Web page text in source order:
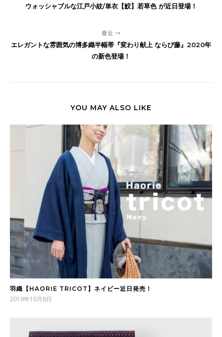
ウォッシャブルな江戸小紋/単衣【鮫】若草色 が近日登場！
最近
エレガントな雰囲気の博多織半幅帯『変わり献上 ならび藤』2020年
の新色登場！
YOU MAY ALSO LIKE
羽織【HAORIE TRICOT】ネイビー近日発売！
2019年10月8日